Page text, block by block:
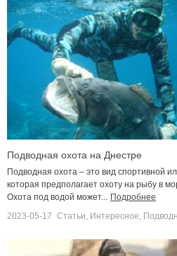
Подводная охота на Днестре
Подводная охота – это вид спортивной
которая предполагает охоту на рыбу в
Охота под водой может...
Подробнее
2023-05-17 Статьи Интересное